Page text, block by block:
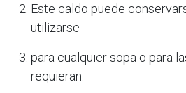
Este caldo puede
utilizarse
para cualquier sopa o para
requieran.